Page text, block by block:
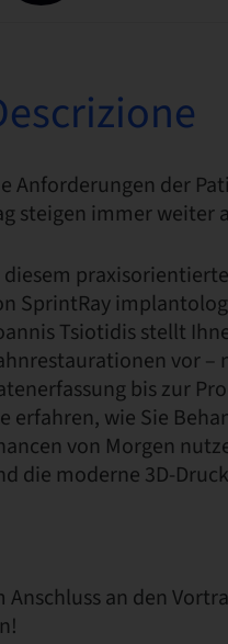
Anforderungen der
steigen immer weiter
diesem
SprintRay
Tsiotidis stellt
vor –
bis zur
erfahren, wie Sie
von Morgen
die moderne 3D-
Anschluss an den